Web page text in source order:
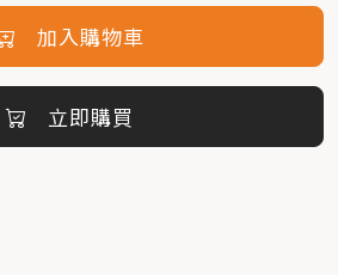
加入購物車
立即購買